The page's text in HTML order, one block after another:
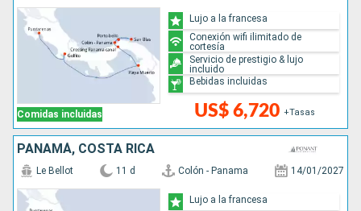
Comidas incluidas US$ 6,720 +Tasas
Lujo a la francesa
Conexión wifi ilimitado de
cortesía
Servicio de prestigio & lujo
incluido
Bebidas incluidas
PANAMÁ, COSTA RICA
Le Bellot 11 d Colón - Panama 14/01/2027
Lujo a la francesa